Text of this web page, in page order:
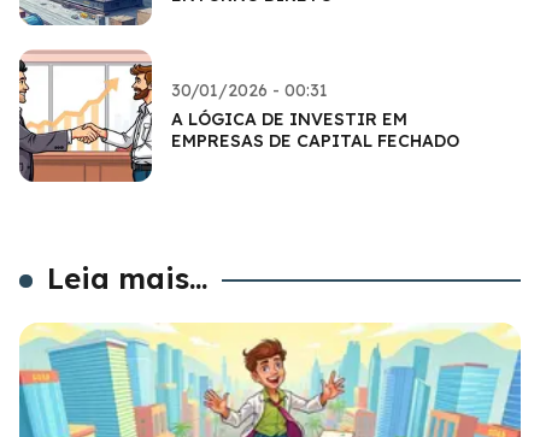
30/01/2026 - 00:31
A LÓGICA DE INVESTIR EM
EMPRESAS DE CAPITAL FECHADO
Leia mais...